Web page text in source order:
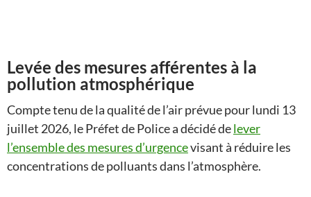
Levée des mesures afférentes à la
pollution atmosphérique
Compte tenu de la qualité de l’air prévue pour lundi 13
juillet 2026, le Préfet de Police a décidé delever
l’ensemble des mesures d’urgencevisant à réduire les
concentrations de polluants dans l’atmosphère.